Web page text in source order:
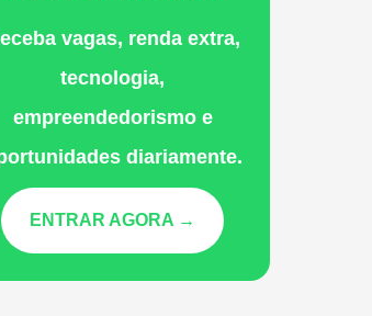
vagas, renda extra,
tecnologia,
empreendedorismo e
diariamente.
ENTRAR AGORA →